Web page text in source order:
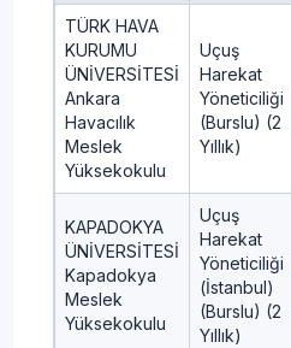
TÜRK HAVA
KURUMU
ÜNİVERSİTESİ
Ankara
Havacılık
Meslek
Yüksekokulu
Uçuş
Harekat
Yöneticiliği
(Burslu) (2
Yıllık)
KAPADOKYA
ÜNİVERSİTESİ
Kapadokya
Meslek
Yüksekokulu
Uçuş
Harekat
Yöneticiliği
(İstanbul)
(Burslu) (2
Yıllık)